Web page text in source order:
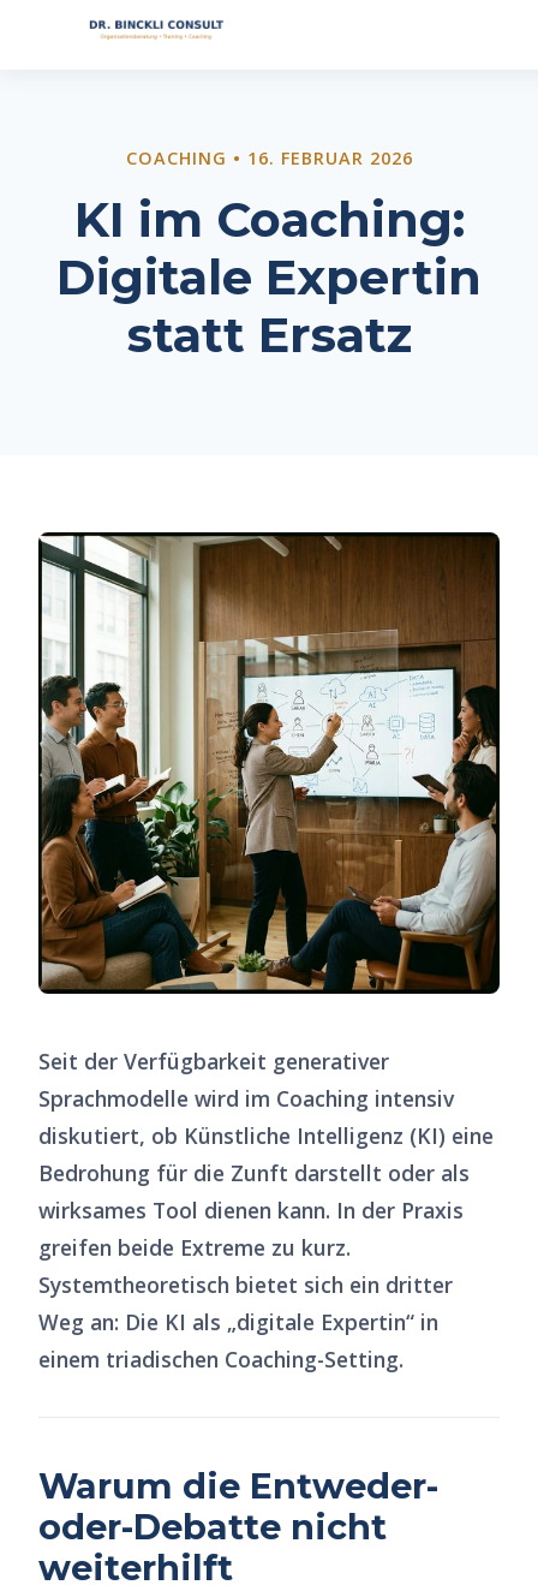
COACHING • 16. FEBRUAR 2026
KI im Coaching:
Digitale Expertin
statt Ersatz
Seit der Verfügbarkeit generativer
Sprachmodelle wird im Coaching intensiv
diskutiert, ob Künstliche Intelligenz (KI) eine
Bedrohung für die Zunft darstellt oder als
wirksames Tool dienen kann. In der Praxis
greifen beide Extreme zu kurz.
Systemtheoretisch bietet sich ein dritter
Weg an: Die KI als „digitale Expertin“ in
einem triadischen Coaching-Setting.
Warum die Entweder-
oder-Debatte nicht
weiterhilft